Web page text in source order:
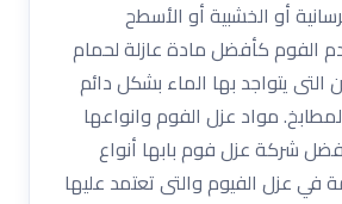
أو الخشبية أو الأسطح
الفوم كأفضل مادة عازلة لحمام
التى يتواجد بها الماء بشكل دائم
مواد عزل الفوم وانواعها
شركة عزل فوم بابها أنواع
في عزل الفيوم والتى تعتمد عليها